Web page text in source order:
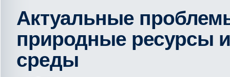
Актуальные
природные ресурсы
среды